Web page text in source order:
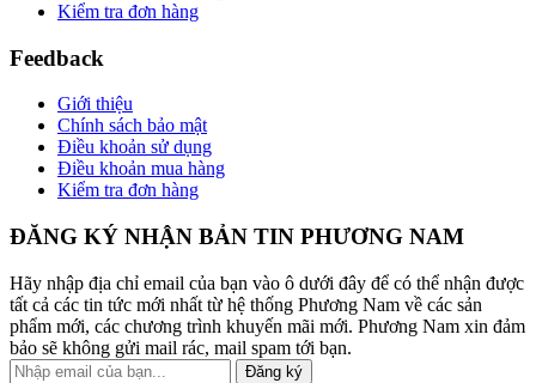
Kiểm tra đơn hàng
Feedback
Giới thiệu
Chính sách bảo mật
Điều khoản sử dụng
Điều khoản mua hàng
Kiểm tra đơn hàng
ĐĂNG KÝ NHẬN BẢN TIN PHƯƠNG NAM
Hãy nhập địa chỉ email của bạn vào ô dưới đây để có thể nhận được
tất cả các tin tức mới nhất từ hệ thống Phương Nam về các sản
phẩm mới, các chương trình khuyến mãi mới. Phương Nam xin đảm
bảo sẽ không gửi mail rác, mail spam tới bạn.